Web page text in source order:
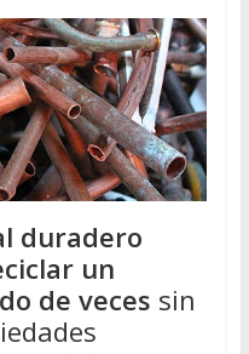
duradero
un
de veces sin